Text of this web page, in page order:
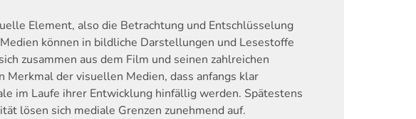
Element, also die Betrachtung und Entschlüsselung
können in bildliche Darstellungen und Lesestoffe
zusammen aus dem Film und seinen zahlreichen
Merkmal der visuellen Medien, dass anfangs klar
im Laufe ihrer Entwicklung hinfällig werden. Spätestens
lösen sich mediale Grenzen zunehmend auf.